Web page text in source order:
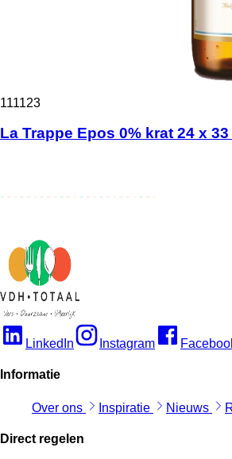
111123
La Trappe Epos 0% krat 24 x 33
LinkedIn Instagram
Informatie
Over ons Inspiratie Nieuws
Direct regelen